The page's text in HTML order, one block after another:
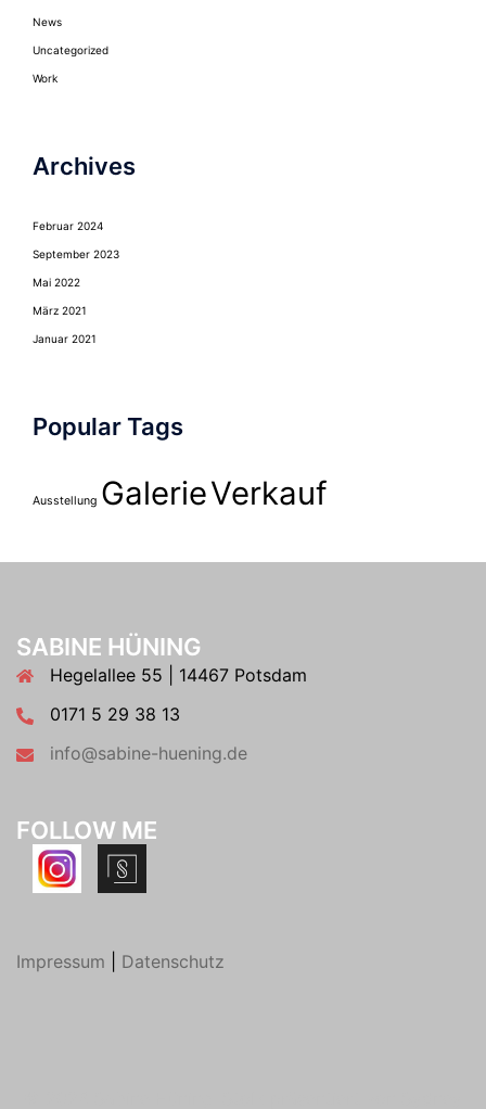
News
Uncategorized
Work
Archives
Februar 2024
September 2023
Mai 2022
März 2021
Januar 2021
Popular Tags
Ausstellung GalerieVerkauf
SABINE HÜNING
Hegelallee 55 | 14467 Potsdam
0171 5 29 38 13
info@sabine-huening.de
FOLLOW ME
Impressum Datenschutz